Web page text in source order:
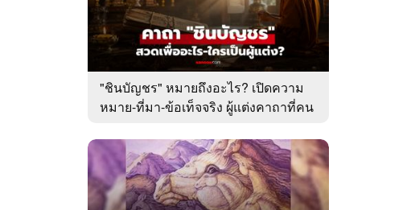
"ชินบัญชร" หมายถึงอะไร? เปิดความ
หมาย-ที่มา-ข้อเท็จจริง ผู้แต่งคาถาที่คน